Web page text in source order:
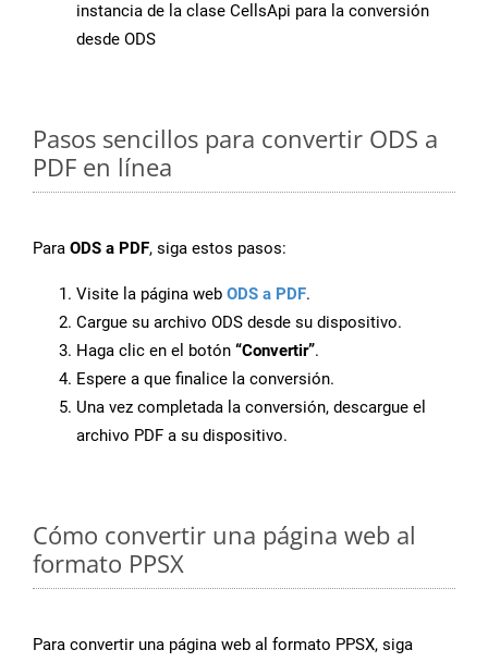
instancia de la clase CellsApi para la conversión
desde ODS
Pasos sencillos para convertir ODS a
PDF en línea
Para ODS a PDF, siga estos pasos:
Visite la página web ODS a PDF.
Cargue su archivo ODS desde su dispositivo.
Haga clic en el botón “Convertir”.
Espere a que finalice la conversión.
Una vez completada la conversión, descargue el
archivo PDF a su dispositivo.
Cómo convertir una página web al
formato PPSX
Para convertir una página web al formato PPSX, siga